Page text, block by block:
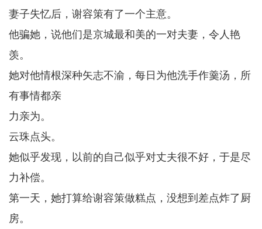
妻子失忆后，谢容策有了一个主意。
他骗她，说他们是京城最和美的一对夫妻，令人艳
羡。
她对他情根深种矢志不渝，每日为他洗手作羹汤，所
有事情都亲
力亲为。
云珠点头。
她似乎发现，以前的自己似乎对丈夫很不好，于是尽
力补偿。
第一天，她打算给谢容策做糕点，没想到差点炸了厨
房。